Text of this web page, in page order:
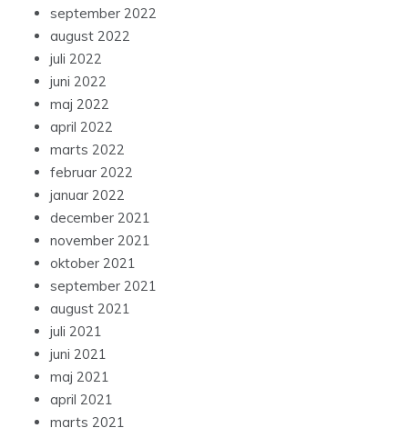
september 2022
august 2022
juli 2022
juni 2022
maj 2022
april 2022
marts 2022
februar 2022
januar 2022
december 2021
november 2021
oktober 2021
september 2021
august 2021
juli 2021
juni 2021
maj 2021
april 2021
marts 2021